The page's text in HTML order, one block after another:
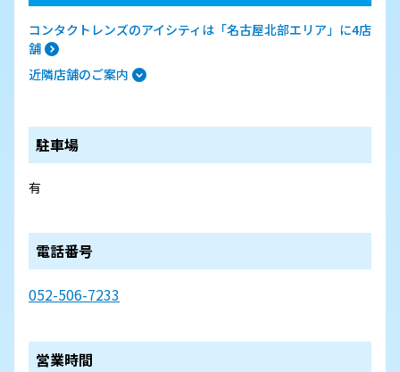
コンタクトレンズのアイシティは「名古屋北部エリア」に4店
舗
近隣店舗のご案内
駐車場
有
電話番号
052-506-7233
営業時間